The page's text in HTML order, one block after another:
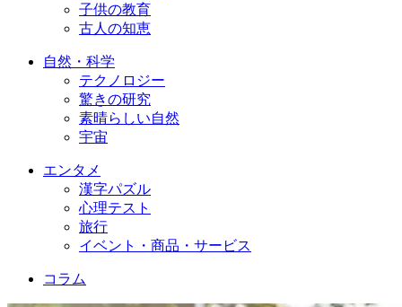
子供の教育
古人の知恵
自然・科学
テクノロジー
驚きの研究
素晴らしい自然
宇宙
エンタメ
漢字パズル
心理テスト
旅行
イベント・商品・サービス
コラム